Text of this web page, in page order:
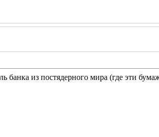
банка из постядерного мира (где эти